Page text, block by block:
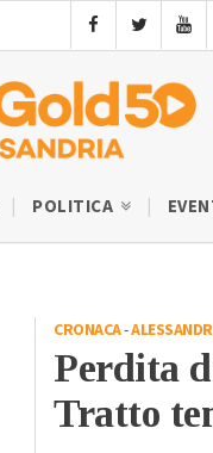
POLITICA
CRONACA-
Perdita
Tratto